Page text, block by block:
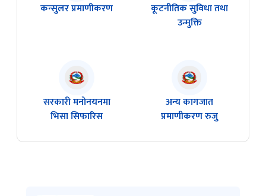
कन्सुलर प्रमाणीकरण
कूटनीतिक सुविधा तथा
उन्मुक्ति
सरकारी मनोनयनमा
भिसा सिफारिस
अन्य कागजात
प्रमाणीकरण रुजु